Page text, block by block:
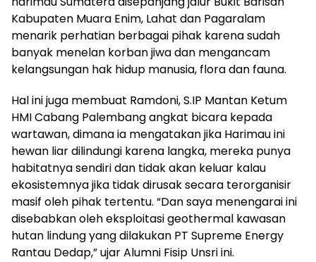
Kabupaten Muara Enim, Lahat dan Pagaralam
menarik perhatian berbagai pihak karena sudah
banyak menelan korban jiwa dan mengancam
kelangsungan hak hidup manusia, flora dan fauna.
Hal ini juga membuat Ramdoni, S.IP Mantan Ketum
HMI Cabang Palembang angkat bicara kepada
wartawan, dimana ia mengatakan jika Harimau ini
hewan liar dilindungi karena langka, mereka punya
habitatnya sendiri dan tidak akan keluar kalau
ekosistemnya jika tidak dirusak secara terorganisir
masif oleh pihak tertentu. “Dan saya menengarai ini
disebabkan oleh eksploitasi geothermal kawasan
hutan lindung yang dilakukan PT Supreme Energy
Rantau Dedap,” ujar Alumni Fisip Unsri ini.